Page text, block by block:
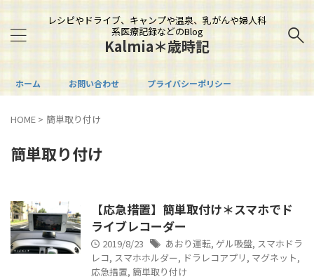
レシピやドライブ、キャンプや温泉、乳がんや婦人科
系医療記録などのBlog
Kalmia＊歳時記
ホーム お問い合わせ プライバシーポリシー
HOME > 簡単取り付け
簡単取り付け
【応急措置】簡単取付け＊スマホでド
ライブレコーダー
2019/8/23 あおり運転, ゲル吸盤, スマホドラ
レコ, スマホホルダー, ドラレコアプリ , マグネット,
応急措置, 簡単取り付け